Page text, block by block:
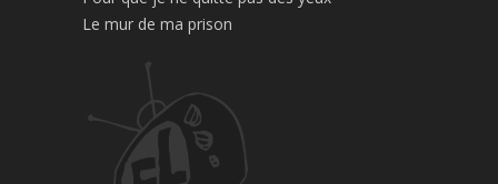
Le mur de ma prison